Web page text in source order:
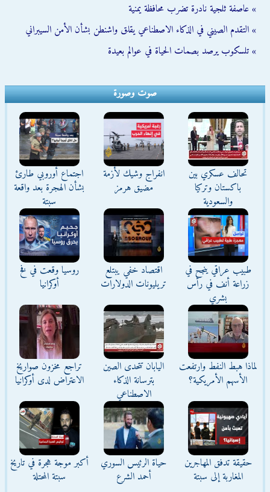
» عاصفة ثلجية نادرة تضرب محافظة يمنية
» التقدم الصيني في الذكاء الاصطناعي يقلق واشنطن بشأن الأمن السيبراني
» تلسكوب يرصد بصمات الحياة في عوالم بعيدة
صوت وصورة
تحالف عسكري بين
باكستان وتركيا
والسعودية
انفراج وشيك لأزمة
مضيق هرمز
اجتماع أوروبي طارئ
بشأن الهجرة بعد واقعة
سبتة
طبيب عراقي ينجح في
زراعة أنف في رأس
بشري
اقتصاد خفي يبتلع
تريليونات الدولارات
روسيا وقعت في فخ
أوكرانيا
لماذا هبط النفط وارتفعت
الأسهم الأمريكية؟
اليابان تتحدى الصين
بترسانة الذكاء
الاصطناعي
تراجع مخزون صواريخ
الاعتراض لدى أوكرانيا
حقيقة تدفق المهاجرين
المغاربة إلى سبتة
حياة الرئيس السوري
أحمد الشرع
أكبر موجة هجرة في تاريخ
سبتة المحتلة